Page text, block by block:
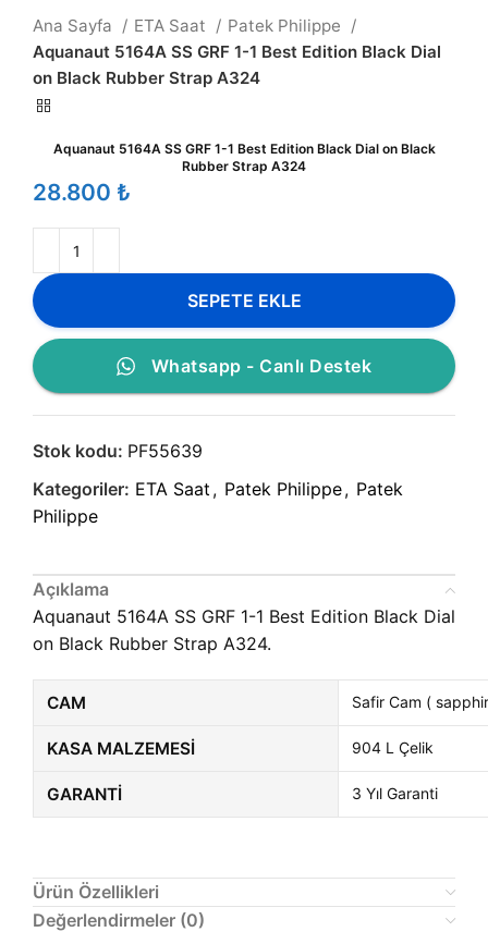
Ana Sayfa ETA Saat
Patek Philippe
Aquanaut 5164A SS GRF 1-1 Best Edition Black Dial
on Black Rubber Strap A324
Aquanaut 5164A SS GRF 1-1 Best Edition Black Dial on Black
Rubber Strap A324
₺
SEPETE EKLE
Whatsapp - Canlı Destek
Stok kodu: PF55639
Kategoriler: ETA Saat , Patek Philippe, Patek
Philippe
Açıklama
Aquanaut 5164A SS GRF 1-1 Best Edition Black Dial
on Black Rubber Strap A324.
CAM Safir Cam (
KASA MALZEMESI 904 L Çelik
GARANTI 3 Yıl Garanti
Ürün Özellikleri
Değerlendirmeler (0)